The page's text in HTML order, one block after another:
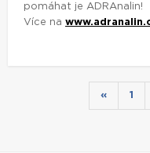
pomáhat je ADRAnalin!
Více na
« 1